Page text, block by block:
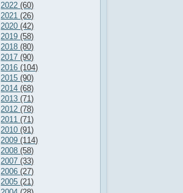
2022(60)
2021(26)
2020(42)
2019(58)
2018(80)
2017(90)
2016(104)
2015(90)
2014(68)
2013(71)
2012(78)
2011(71)
2010(91)
2009(114)
2008(58)
2007(33)
2006(27)
2005(21)